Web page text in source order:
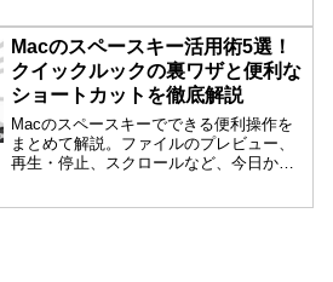
Macのスペースキー活用術5選！
クイックルックの裏ワザと便利な
ショートカットを徹底解説
Macのスペースキーでできる便利操作を
まとめて解説。ファイルのプレビュー、
再生・停止、スクロールなど、今日から